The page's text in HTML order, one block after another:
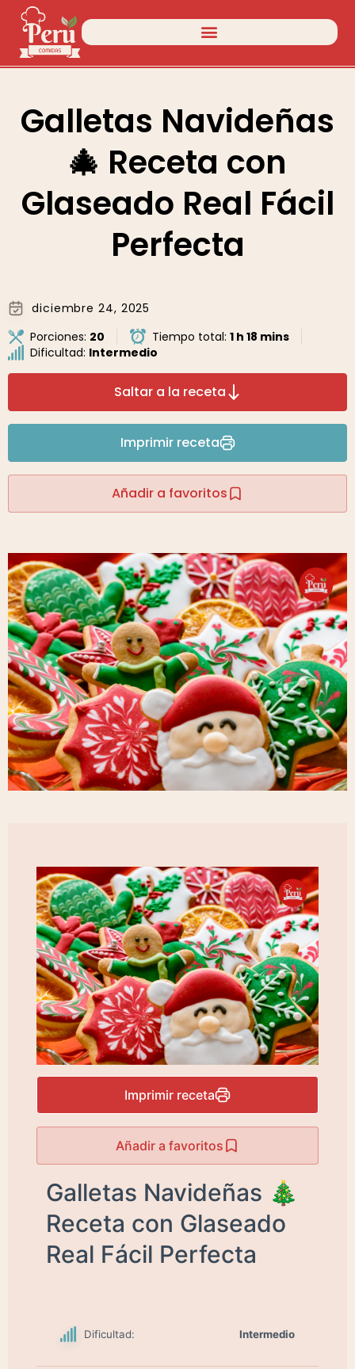
Galletas Navideñas
🎄 Receta con
Glaseado Real Fácil
Perfecta
diciembre 24, 2025
Porciones: 20 Tiempo total: 1 h 18 mins
Dificultad: Intermedio
Saltar a la receta
Imprimir receta
Añadir a favoritos
Imprimir receta
Añadir a favoritos
Galletas Navideñas 🎄
Receta con Glaseado
Real Fácil Perfecta
Dificultad: Intermedio